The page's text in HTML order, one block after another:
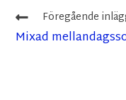
Föregående
Mixad